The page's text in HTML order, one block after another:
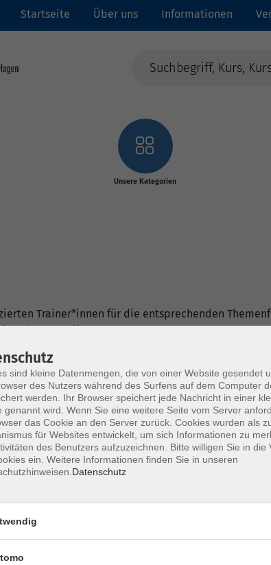
Startseite Über uns Informationen
Unsere Kategorien
Trainer*innen für die entsprechenden
als Dozent*in bewerben.
nach dem neuen HIS
sind kleine Datenmengen, die von einer Website gesendet
des Nutzers während des Surfens auf dem Computer
werden. Ihr Browser speichert jede Nachricht in einer
genannt wird. Wenn Sie eine weitere Seite vom Server
das Cookie an den Server zurück. Cookies wurden als
für Websites entwickelt, um sich Informationen zu
des Benutzers aufzuzeichnen. Bitte willigen Sie in die
ein. Weitere Informationen finden Sie in unseren
Datenschutz